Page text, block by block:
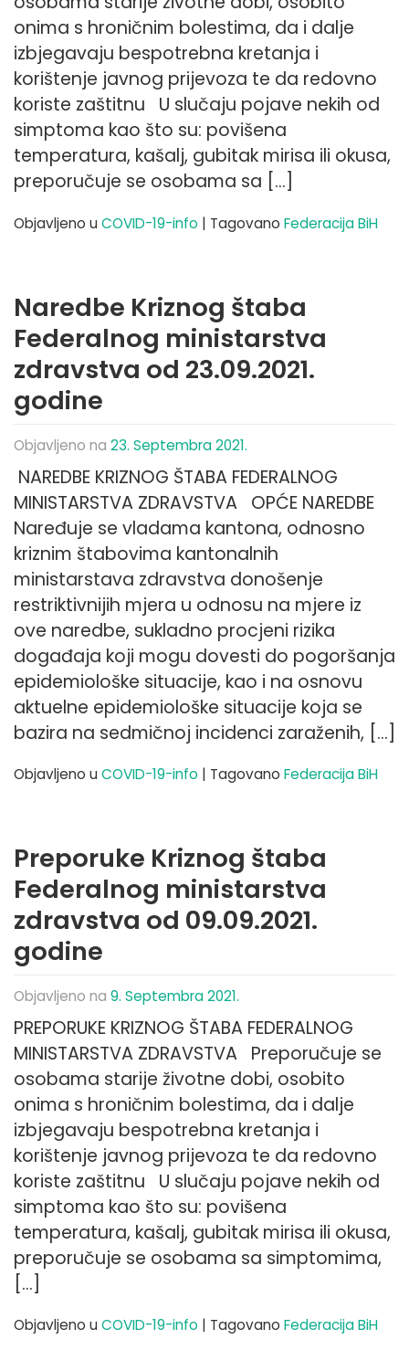
onima s hroničnim bolestima, da i dalje
izbjegavaju bespotrebna kretanja i
korištenje javnog prijevoza te da redovno
koriste zaštitnu U slučaju pojave nekih od
simptoma kao što su: povišena
temperatura, kašalj, gubitak mirisa ili okusa,
preporučuje se osobama sa […]
Objavljeno u COVID-19-info | Tagovano Federacija BiH
Naredbe Kriznog štaba
Federalnog ministarstva
zdravstva od 23.09.2021.
godine
Objavljeno na 23. Septembra 2021.
NAREDBE KRIZNOG ŠTABA FEDERALNOG
MINISTARSTVA ZDRAVSTVA OPĆE NAREDBE
Naređuje se vladama kantona, odnosno
kriznim štabovima kantonalnih
ministarstava zdravstva donošenje
restriktivnijih mjera u odnosu na mjere iz
ove naredbe, sukladno procjeni rizika
događaja koji mogu dovesti do pogoršanja
epidemiološke situacije, kao i na osnovu
aktuelne epidemiološke situacije koja se
bazira na sedmičnoj incidenci zaraženih, […]
Objavljeno u COVID-19-info | Tagovano Federacija BiH
Preporuke Kriznog štaba
Federalnog ministarstva
zdravstva od 09.09.2021.
godine
Objavljeno na 9. Septembra 2021.
PREPORUKE KRIZNOG ŠTABA FEDERALNOG
MINISTARSTVA ZDRAVSTVA Preporučuje se
osobama starije životne dobi, osobito
onima s hroničnim bolestima, da i dalje
izbjegavaju bespotrebna kretanja i
korištenje javnog prijevoza te da redovno
koriste zaštitnu U slučaju pojave nekih od
simptoma kao što su: povišena
temperatura, kašalj, gubitak mirisa ili okusa,
preporučuje se osobama sa simptomima,
[…]
Objavljeno u COVID-19-info | Tagovano Federacija BiH